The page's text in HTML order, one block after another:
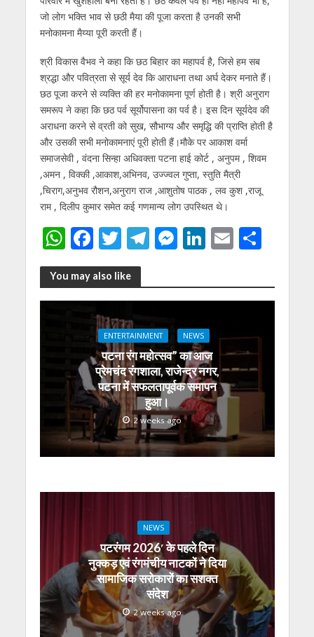
जो लोग भक्त‌ि भाव से छठी मैया की पूजा करता है उनकी सभी
मनोकामना मैय्या पूरी करती हैं।
श्री विकास वैभव ने कहा कि छठ बिहार का महापर्व है, जिसे हम सब
श्रद्धा और पवित्रता से सूर्य देव कि आराधना तथा अर्घ देकर मनाते हैं।
छठ पूजा करने से व्यक्ति की हर मनोकामना पूर्ण होती है। श्री अनुराग
समरूप ने कहा कि छठ पर्व सूर्योपासना का पर्व है। इस दिन सूर्यदेव की
अराधना करने से व्रती को सुख, सौभाग्य और समृद्धि की प्राप्ति होती है
और उसकी सभी मनोकामनाएं पूरी होती हैं।मौके पर आकाश वर्मा
समाजसेवी , वंदना सिन्हा अधिवक्ता पटना हाई कोर्ट , अनुपम , शिवम
,अमन , विक्की ,आकाश,अभिनव, उज्ज्वल गुप्ता, स्तुति मैत्री
,चिराग,अनुभव रौशन,अनुराग राज ,आशुतोष पाठक , लव कुश ,राजू
राम , दिलीप कुमार समेत कई गणमान्य लोग उपस्थित थे।
W
h
at
s
p
F
ac
e
b
o
o
k
T
w
itt
er
T
e
gr
a
m
M
ss
e
n
g
er
Li
k
e
dI
n
E
ai
l
S
ar
e
You may also like
ENTERTAINMENT NEWS
पटना रंग महोत्सव” का आज
प्रेमचंद रंगशाला, राजेन्द्र नगर,
पटना में सफलतापूर्वक समापन
हुआ।
2 weeks ago
NEWS
पटरंगम 2026′ के पहले दिन
नुक्कड़ एवं रंगमंचीय नाटकों ने दिया
सामाजिक सरोकारों का सशक्त
संदेश
2 weeks ago